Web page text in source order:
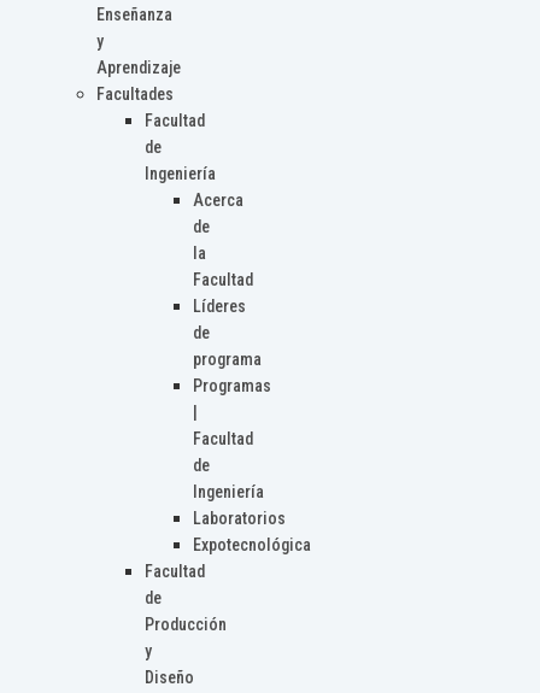
Enseñanza
y
Aprendizaje
Facultades
Facultad
de
Ingeniería
Acerca
de
la
Facultad
Líderes
de
programa
Programas
Facultad
de
Ingeniería
Laboratorios
Expotecnológica
Facultad
de
Producción
y
Diseño